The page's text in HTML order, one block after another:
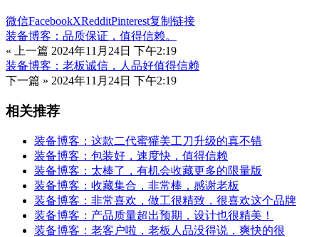
微信FacebookXRedditPinterest复制链接
装备博客：品质保证，值得信赖。
« 上一篇 2024年11月24日 下午2:19
装备博客：老板诚信，人品好值得信赖
下一篇 » 2024年11月24日 下午2:19
相关推荐
装备博客：这款二代蜜獾美工刀升级的真不错
装备博客：包装好，速度快，值得信赖
装备博客：太棒了，有机会收藏更多的限量版
装备博客：收藏集合，非常棒，感谢老板
装备博客：非常喜欢，做工很精致，很喜欢这个品牌
装备博客：产品质量超出预期，设计也很精美！
装备博客：老客户啦，老板人品没得说，爽快的很